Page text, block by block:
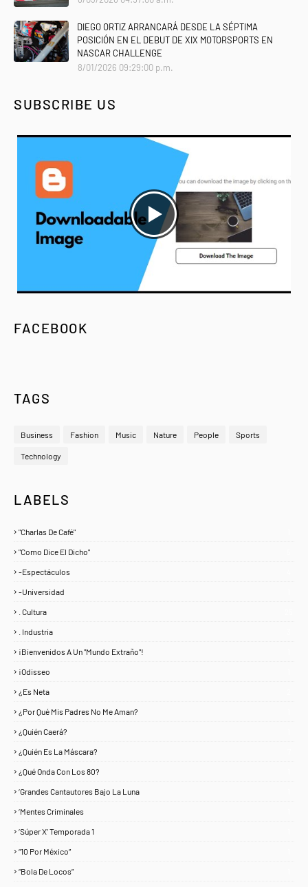
DIEGO ORTIZ ARRANCARÁ DESDE LA SÉPTIMA
POSICIÓN EN EL DEBUT DE XIX MOTORSPORTS EN
NASCAR CHALLENGE
8/01/2026 09:29:00 p.m.
SUBSCRIBE US
FACEBOOK
TAGS
Business Fashion Music Nature People Sports
Technology
LABELS
"Charlas De Café"
"Como Dice El Dicho"
-Espectáculos
-Universidad
. Cultura
. Industria
¡Bienvenidos A Un "Mundo Extraño"!
¡Odisseo
¿Es Neta
¿Por Qué Mis Padres No Me Aman?
¿Quién Caerá?
¿Quién Es La Máscara?
¿Qué Onda Con Los 80?
‘Grandes Cantautores Bajo La Luna
‘Mentes Criminales
‘Súper X’ Temporada 1
“10 Por México”
“Bola De Locos”